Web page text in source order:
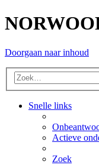
Doorgaan naar inhoud
Snelle links
Actieve
Zoek